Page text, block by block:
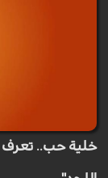
خلية حب.. تعرف